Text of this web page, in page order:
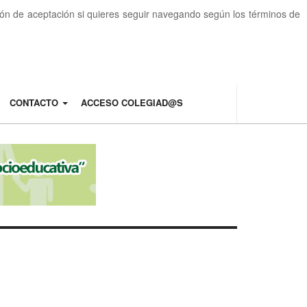
de aceptación si quieres seguir navegando según los términos de
CONTACTO ACCESO COLEGIAD@S